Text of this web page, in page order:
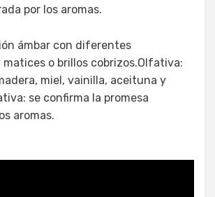
por los aromas.
ámbar con diferentes
o brillos cobrizos.Olfativa:
miel, vainilla, aceituna y
se confirma la promesa
aromas.